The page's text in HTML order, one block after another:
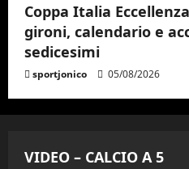
Coppa Italia
gironi, calendario e
sedicesimi
sportjonico 05/08/2026
VIDEO – CALCIO A 5